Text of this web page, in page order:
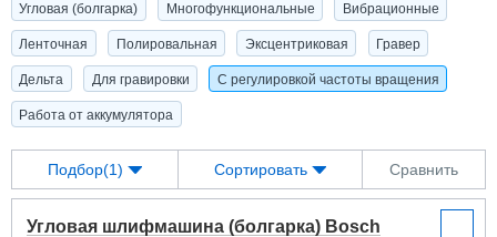
Угловая (болгарка) Многофункциональные Вибрационные
Ленточная Полировальная Эксцентриковая Гравер
Дельта Для гравировки С регулировкой частоты вращения
Работа от аккумулятора
Подбор(1) Сортировать Сравнить
Угловая шлифмашина (болгарка) Bosch